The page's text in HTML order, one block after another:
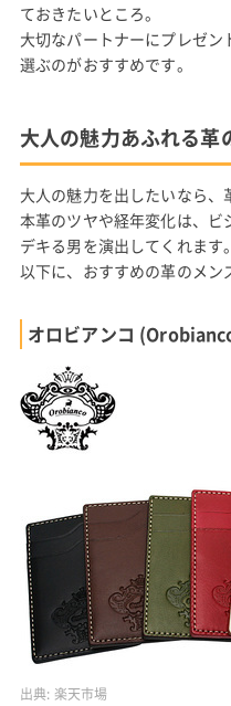
ておきたいところ。
大切なパートナーにプレゼ
選ぶのがおすすめです。
大人の魅力あふれる
大人の魅力を出したいなら、
本革のツヤや経年変化は、ビ
デキる男を演出してくれます。
以下に、おすすめの革のメン
オロビアンコ
出典: 楽天市場